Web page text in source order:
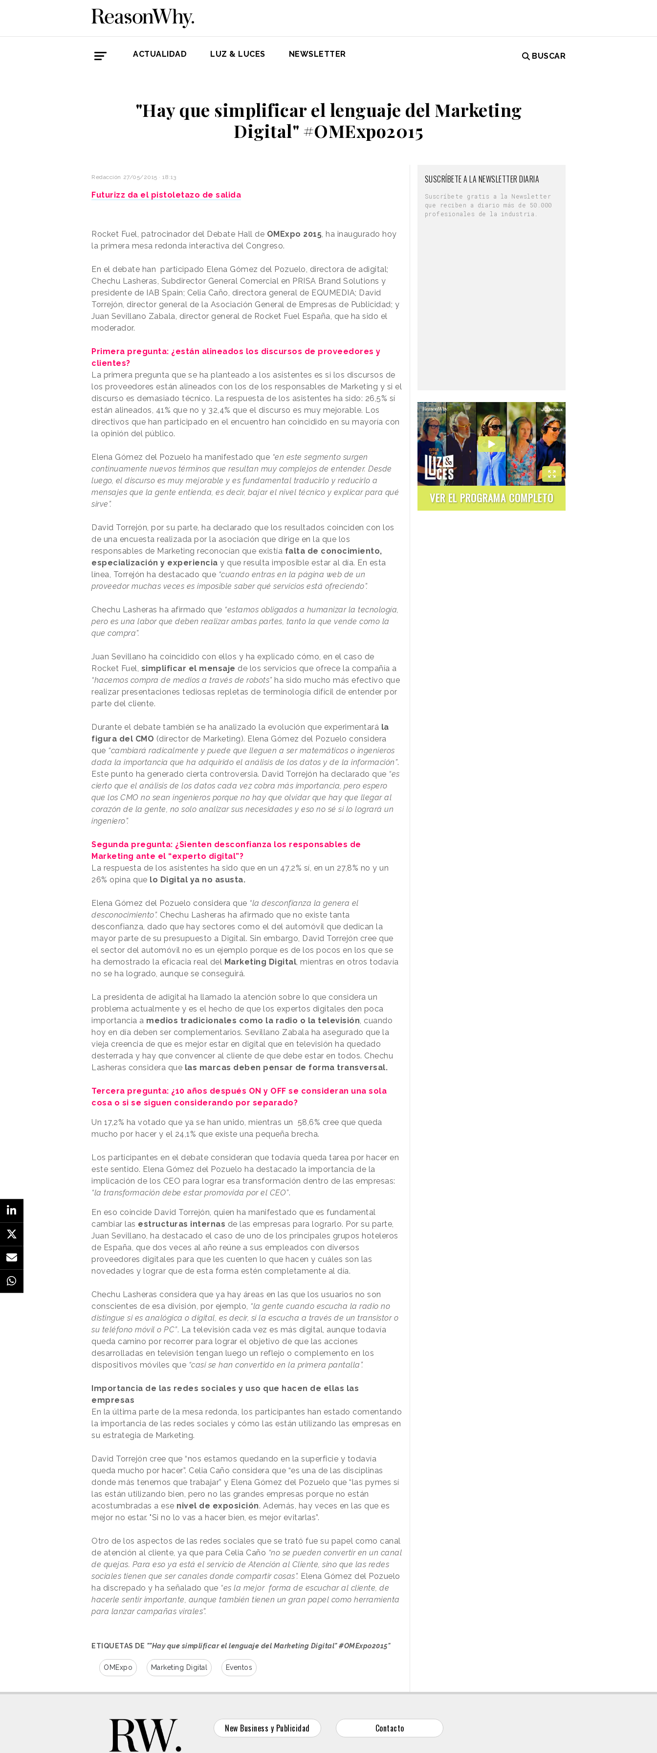
ACTUALIDAD LUZ & LUCES NEWSLETTER BUSCAR
"Hay que simplificar el lenguaje del Marketing
Digital" #OMExpo2015
Redacción 27/05/2015 · 18:13
Futurizz da el pistoletazo de salida
Rocket Fuel, patrocinador del Debate Hall de OMExpo 2015 , ha inaugurado hoy
la primera mesa redonda interactiva del Congreso.
En el debate han participado Elena Gómez del Pozuelo, directora de adigital;
Chechu Lasheras, Subdirector General Comercial en PRISA Brand Solutions y
presidente de IAB Spain; Celia Caño, directora general de EQUMEDIA; David
Torrejón, director general de la Asociación General de Empresas de Publicidad; y
Juan Sevillano Zabala, director general de Rocket Fuel España, que ha sido el
moderador.
Primera pregunta: ¿están alineados los discursos de proveedores y
clientes?
La primera pregunta que se ha planteado a los asistentes es si los discursos de
los proveedores están alineados con los de los responsables de Marketing y si el
discurso es demasiado técnico. La respuesta de los asistentes ha sido: 26,5% sí
están alineados, 41% que no y 32,4% que el discurso es muy mejorable. Los
directivos que han participado en el encuentro han coincidido en su mayoría con
la opinión del público.
Elena Gómez del Pozuelo ha manifestado que “en este segmento surgen
continuamente nuevos términos que resultan muy complejos de entender. Desde
luego, el discurso es muy mejorable y es fundamental traducirlo y reducirlo a
mensajes que la gente entienda, es decir, bajar el nivel técnico y explicar para qué
sirve”.
David Torrejón, por su parte, ha declarado que los resultados coinciden con los
de una encuesta realizada por la asociación que dirige en la que los
responsables de Marketing reconocían que existía falta de conocimiento,
especialización y experiencia y que resulta imposible estar al día. En esta
línea, Torrejón ha destacado que “cuando entras en la página web de un
proveedor muchas veces es imposible saber qué servicios está ofreciendo”.
Chechu Lasheras ha afirmado que “estamos obligados a humanizar la tecnología,
pero es una labor que deben realizar ambas partes, tanto la que vende como la
que compra”.
Juan Sevillano ha coincidido con ellos y ha explicado cómo, en el caso de
Rocket Fuel, simplificar el mensaje de los servicios que ofrece la compañía a
“hacemos compra de medios a través de robots”ha sido mucho más efectivo que
realizar presentaciones tediosas repletas de terminología difícil de entender por
parte del cliente.
Durante el debate también se ha analizado la evolución que experimentará la
figura del CMO (director de Marketing). Elena Gómez del Pozuelo considera
que “cambiará radicalmente y puede que lleguen a ser matemáticos o ingenieros
dada la importancia que ha adquirido el análisis de los datos y de la información”.
Este punto ha generado cierta controversia. David Torrejón ha declarado que “es
cierto que el análisis de los datos cada vez cobra más importancia, pero espero
que los CMO no sean ingenieros porque no hay que olvidar que hay que llegar al
corazón de la gente, no solo analizar sus necesidades y eso no sé si lo logrará un
ingeniero”.
Segunda pregunta: ¿Sienten desconfianza los responsables de
Marketing ante el “experto digital”?
La respuesta de los asistentes ha sido que en un 47,2% sí, en un 27,8% no y un
26% opina que lo Digital ya no asusta.
Elena Gómez del Pozuelo considera que “la desconfianza la genera el
desconocimiento”. Chechu Lasheras ha afirmado que no existe tanta
desconfianza, dado que hay sectores como el del automóvil que dedican la
mayor parte de su presupuesto a Digital. Sin embargo, David Torrejón cree que
el sector del automóvil no es un ejemplo porque es de los pocos en los que se
ha demostrado la eficacia real del Marketing Digital , mientras en otros todavía
no se ha logrado, aunque se conseguirá.
La presidenta de adigital ha llamado la atención sobre lo que considera un
problema actualmente y es el hecho de que los expertos digitales den poca
importancia a medios tradicionales como la radio o la televisión , cuando
hoy en día deben ser complementarios. Sevillano Zabala ha asegurado que la
vieja creencia de que es mejor estar en digital que en televisión ha quedado
desterrada y hay que convencer al cliente de que debe estar en todos. Chechu
Lasheras considera que las marcas deben pensar de forma transversal.
Tercera pregunta: ¿10 años después ON y OFF se consideran una sola
cosa o si se siguen considerando por separado?
Un 17,2% ha votado que ya se han unido, mientras un 58,6% cree que queda
mucho por hacer y el 24,1% que existe una pequeña brecha.
Los participantes en el debate consideran que todavía queda tarea por hacer en
este sentido. Elena Gómez del Pozuelo ha destacado la importancia de la
implicación de los CEO para lograr esa transformación dentro de las empresas:
“la transformación debe estar promovida por el CEO”.
En eso coincide David Torrejón, quien ha manifestado que es fundamental
cambiar las estructuras internas de las empresas para lograrlo. Por su parte,
Juan Sevillano, ha destacado el caso de uno de los principales grupos hoteleros
de España, que dos veces al año reúne a sus empleados con diversos
proveedores digitales para que les cuenten lo que hacen y cuáles son las
novedades y lograr que de esta forma estén completamente al día.
Chechu Lasheras considera que ya hay áreas en las que los usuarios no son
conscientes de esa división, por ejemplo, “la gente cuando escucha la radio no
distingue si es analógica o digital, es decir, si la escucha a través de un transistor o
su teléfono móvil o PC”. La televisión cada vez es más digital, aunque todavía
queda camino por recorrer para lograr el objetivo de que las acciones
desarrolladas en televisión tengan luego un reflejo o complemento en los
dispositivos móviles que “casi se han convertido en la primera pantalla”.
Importancia de las redes sociales y uso que hacen de ellas las
empresas
En la última parte de la mesa redonda, los participantes han estado comentando
la importancia de las redes sociales y cómo las están utilizando las empresas en
su estrategia de Marketing.
David Torrejón cree que “nos estamos quedando en la superficie y todavía
queda mucho por hacer”. Celia Caño considera que “es una de las disciplinas
donde más tenemos que trabajar” y Elena Gómez del Pozuelo que “las pymes sí
las están utilizando bien, pero no las grandes empresas porque no están
acostumbradas a ese nivel de exposición. Además, hay veces en las que es
mejor no estar. "Si no lo vas a hacer bien, es mejor evitarlas”.
Otro de los aspectos de las redes sociales que se trató fue su papel como canal
de atención al cliente, ya que para Celia Caño “no se pueden convertir en un canal
de quejas. Para eso ya está el servicio de Atención al Cliente, sino que las redes
sociales tienen que ser canales donde compartir cosas”. Elena Gómez del Pozuelo
ha discrepado y ha señalado que “es la mejor forma de escuchar al cliente, de
hacerle sentir importante, aunque también tienen un gran papel como herramienta
para lanzar campañas virales”.
ETIQUETAS DE ""Hay que simplificar el lenguaje del Marketing Digital" #OMExpo2015"
OMExpo Marketing Digital Eventos
SUSCRÍBETE A LA NEWSLETTER DIARIA
Suscríbete gratis a la Newsletter
que reciben a diario más de 50.000
profesionales de la industria.
VER EL PROGRAMA COMPLETO
New Business y Publicidad Contacto